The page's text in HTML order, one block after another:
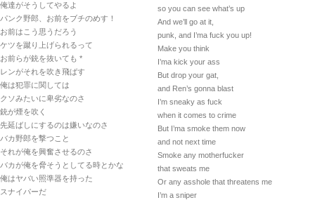
俺達がそうしてやるよ
パンク野郎、お前をブチのめす！
お前はこう思うだろう
ケツを蹴り上げられるって
お前らが銃を抜いても *
レンがそれを吹き飛ばす
俺は犯罪に関しては
クソみたいに卑劣なのさ
銃が煙を吹く
先延ばしにするのは嫌いなのさ
バカ野郎を撃つこと
それが俺を興奮させるのさ
バカが俺を脅そうとしてる時とかな
俺はヤバい照準器を持った
スナイパーだ
so you can see what’s up
And we’ll go at it,
punk, and I’ma fuck you up!
Make you think
I’ma kick your ass
But drop your gat,
and Ren’s gonna blast
I’m sneaky as fuck
when it comes to crime
But I’ma smoke them now
and not next time
Smoke any motherfucker
that sweats me
Or any asshole that threatens me
I’m a sniper